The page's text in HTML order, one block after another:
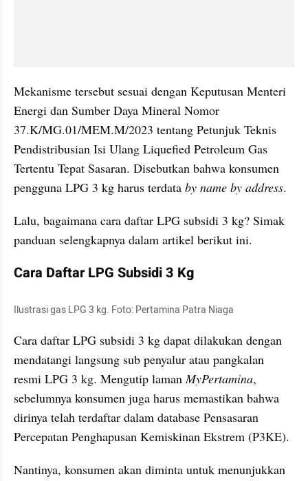
Mekanisme tersebut sesuai dengan Keputusan Menteri
Energi dan Sumber Daya Mineral Nomor
37.K/MG.01/MEM.M/2023 tentang Petunjuk Teknis
Pendistribusian Isi Ulang Liquefied Petroleum Gas
Tertentu Tepat Sasaran. Disebutkan bahwa konsumen
pengguna LPG 3 kg harus terdata by name by address.
Lalu, bagaimana cara daftar LPG subsidi 3 kg? Simak
panduan selengkapnya dalam artikel berikut ini.
Cara Daftar LPG Subsidi 3 Kg
Ilustrasi gas LPG 3 kg. Foto: Pertamina Patra Niaga
Cara daftar LPG subsidi 3 kg dapat dilakukan dengan
mendatangi langsung sub penyalur atau pangkalan
resmi LPG 3 kg. Mengutip laman MyPertamina,
sebelumnya konsumen juga harus memastikan bahwa
dirinya telah terdaftar dalam database Pensasaran
Percepatan Penghapusan Kemiskinan Ekstrem (P3KE).
Nantinya, konsumen akan diminta untuk menunjukkan